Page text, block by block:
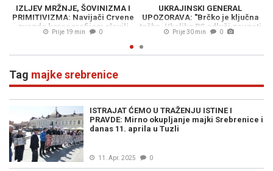
IZLJEV MRŽNJE, ŠOVINIZMA I
PRIMITIVIZMA: Navijači Crvene
zvezde koreografijom slavili
Ratka Mladića, a pazite kako su
Prije 19 min 0
UKRAJINSKI GENERAL
UPOZORAVA: "Brčko je ključna
tačka. Ukoliko RS odluči zauzeti
koridor, NATO-a će morati
Prije 30 min 0
Tag majke srebrenice
ISTRAJAT ĆEMO U TRAŽENJU ISTINE I
PRAVDE: Mirno okupljanje majki Srebrenice i
danas 11. aprila u Tuzli
11. Apr. 2025 0